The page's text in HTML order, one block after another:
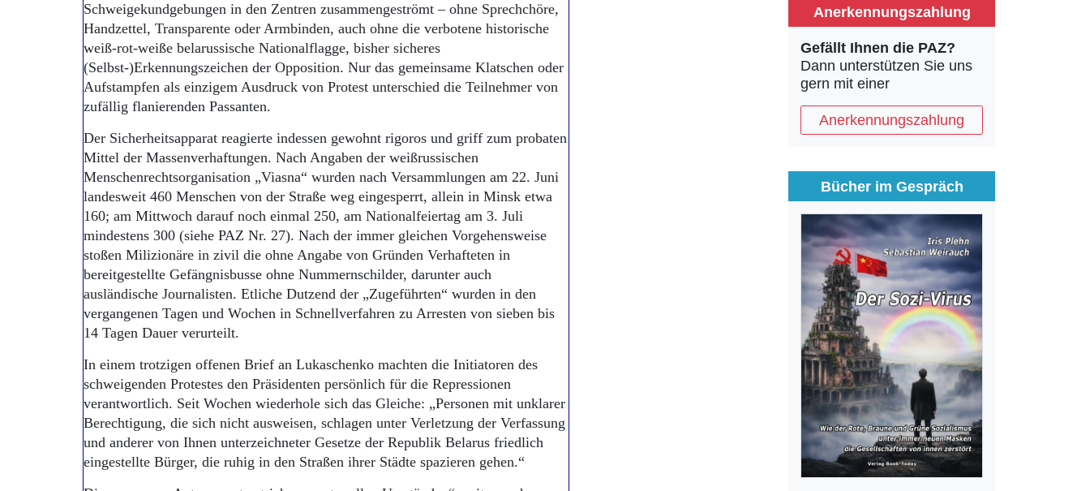
Schweigekundgebungen in den Zentren zusammengeströmt – ohne Sprechchöre,
Handzettel, Transparente oder Armbinden, auch ohne die verbotene historische
weiß-rot-weiße belarussische Nationalflagge, bisher sicheres
(Selbst-)Erkennungszeichen der Opposition. Nur das gemeinsame Klatschen oder
Aufstampfen als einzigem Ausdruck von Protest unterschied die Teilnehmer von
zufällig flanierenden Passanten.
Der Sicherheitsapparat reagierte indessen gewohnt rigoros und griff zum probaten
Mittel der Massenverhaftungen. Nach Angaben der weißrussischen
Menschenrechtsorganisation „Viasna“ wurden nach Versammlungen am 22. Juni
landesweit 460 Menschen von der Straße weg eingesperrt, allein in Minsk etwa
160; am Mittwoch darauf noch einmal 250, am Nationalfeiertag am 3. Juli
mindestens 300 (siehe PAZ Nr. 27). Nach der immer gleichen Vorgehensweise
stoßen Milizionäre in zivil die ohne Angabe von Gründen Verhafteten in
bereitgestellte Gefängnisbusse ohne Nummernschilder, darunter auch
ausländische Journalisten. Etliche Dutzend der „Zugeführten“ wurden in den
vergangenen Tagen und Wochen in Schnellverfahren zu Arresten von sieben bis
14 Tagen Dauer verurteilt.
In einem trotzigen offenen Brief an Lukaschenko machten die Initiatoren des
schweigenden Protestes den Präsidenten persönlich für die Repressionen
verantwortlich. Seit Wochen wiederhole sich das Gleiche: „Personen mit unklarer
Berechtigung, die sich nicht ausweisen, schlagen unter Verletzung der Verfassung
und anderer von Ihnen unterzeichneter Gesetze der Republik Belarus friedlich
eingestellte Bürger, die ruhig in den Straßen ihrer Städte spazieren gehen.“
Anerkennungszahlung
Gefällt Ihnen die PAZ?
Dann unterstützen Sie uns
gern mit einer
Anerkennungszahlung
Bücher im Gespräch